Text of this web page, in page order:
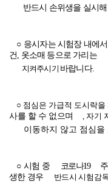
반드시 손위생을 실시
○ 응시자는 시험장 내에
건, 옷소매 등으로 가리는
지켜주시기 바랍니다.
○ 점심은 가급적 도시락을
사를 할 수 없으며
, 자기
이동하지 않고 점심
○ 시험 중 코로나19
생한 경우
반드시 시험감